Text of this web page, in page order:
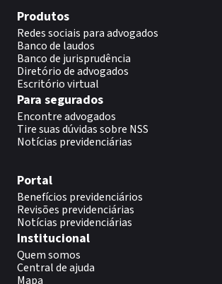
Produtos
Redes sociais para advogados
Banco de laudos
Banco de jurisprudência
Diretório de advogados
Escritório virtual
Para segurados
Encontre advogados
Tire suas dúvidas sobre NSS
Notícias previdenciárias
Portal
Benefícios previdenciários
Revisões previdenciárias
Notícias previdenciárias
Institucional
Quem somos
Central de ajuda
Mapa